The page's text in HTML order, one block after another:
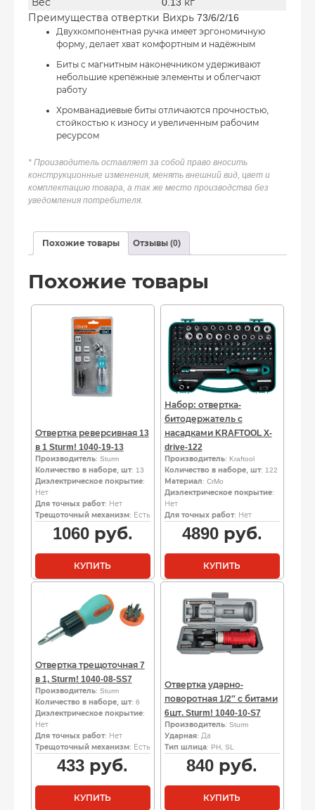
Преимущества отвертки Вихрь 73/6/2/16
Двухкомпонентная ручка имеет эргономичную
форму, делает хват комфортным и надёжным
Биты с магнитным наконечником удерживают
небольшие крепёжные элементы и облегчают
работу
Хромванадиевые биты отличаются прочностью,
стойкостью к износу и увеличенным рабочим
ресурсом
* Производитель оставляет за собой право вносить
конструкционные изменения, менять внешний вид, цвет и
комплектацию товара, а так же место производства без
уведомления потребителя.
Похожие товары Отзывы (0)
Похожие товары
Отвертка реверсивная 13
в 1 Sturm! 1040-19-13
Производитель: Sturm
Количество в наборе, шт: 13
Диэлектрическое покрытие:
Нет
Для точных работ: Нет
Трещоточный механизм: Есть
1060руб.
КУПИТЬ
Набор: отвертка-
битодержатель с
насадками KRAFTOOL X-
drive-122
Производитель: Kraftool
Количество в наборе, шт: 122
Материал: CrMo
Диэлектрическое покрытие:
Нет
Для точных работ: Нет
4890руб.
КУПИТЬ
Отвертка трещоточная 7
в 1, Sturm! 1040-08-SS7
Производитель: Sturm
Количество в наборе, шт: 6
Диэлектрическое покрытие:
Нет
Для точных работ: Нет
Трещоточный механизм: Есть
433 руб.
КУПИТЬ
Отвертка ударно-
поворотная 1/2″ с битами
6шт. Sturm! 1040-10-S7
Производитель: Sturm
Ударная: Да
Тип шлица: PH, SL
840 руб.
КУПИТЬ